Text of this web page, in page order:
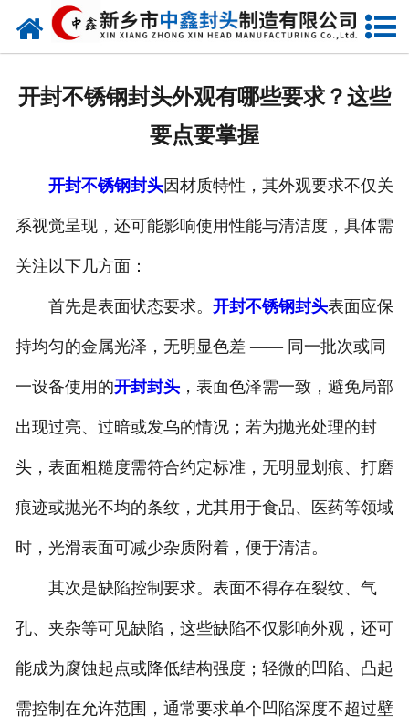
网站首页
成功案例
视频中心
发货现场
开封不锈钢封头外观有哪些要求？这些
要点要掌握
开封不锈钢封头因材质特性，其外观要求不仅关
系视觉呈现，还可能影响使用性能与清洁度，具体需
关注以下几方面：
首先是表面状态要求。 开封不锈钢封头表面应保
持均匀的金属光泽，无明显色差 —— 同一批次或同
一设备使用的开封封头，表面色泽需一致，避免局部
出现过亮、过暗或发乌的情况；若为抛光处理的封
头，表面粗糙度需符合约定标准，无明显划痕、打磨
痕迹或抛光不均的条纹，尤其用于食品、医药等领域
时，光滑表面可减少杂质附着，便于清洁。
其次是缺陷控制要求。表面不得存在裂纹、气
孔、夹杂等可见缺陷，这些缺陷不仅影响外观，还可
能成为腐蚀起点或降低结构强度；轻微的凹陷、凸起
需控制在允许范围，通常要求单个凹陷深度不超过壁